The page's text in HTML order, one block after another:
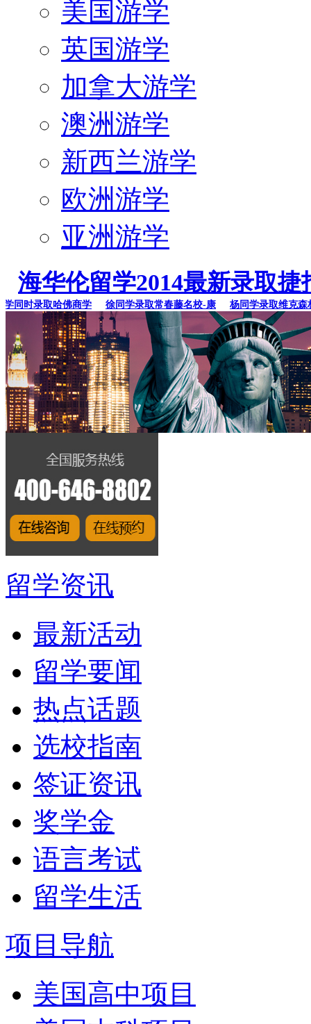
美国游学
英国游学
加拿大游学
澳洲游学
新西兰游学
欧洲游学
亚洲游学
海华伦留学2014最新录取捷
时录取哈佛商学 徐同学录取常春藤名校-康 杨同学录取维克森林
留学资讯
最新活动
留学要闻
热点话题
选校指南
签证资讯
奖学金
语言考试
留学生活
项目导航
美国高中项目